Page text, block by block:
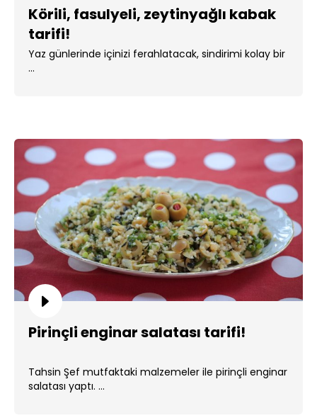
Körili, fasulyeli, zeytinyağlı kabak
tarifi!
Yaz günlerinde içinizi ferahlatacak, sindirimi kolay bir
...
Pirinçli enginar salatası tarifi!
Tahsin Şef mutfaktaki malzemeler ile pirinçli enginar
salatası yaptı. ...